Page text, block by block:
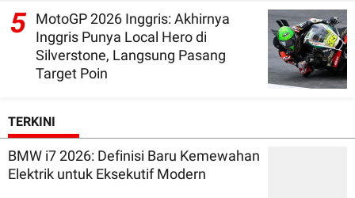
5 MotoGP 2026 Inggris: Akhirnya
Inggris Punya Local Hero di
Silverstone, Langsung Pasang
Target Poin
TERKINI
BMW i7 2026: Definisi Baru Kemewahan
Elektrik untuk Eksekutif Modern